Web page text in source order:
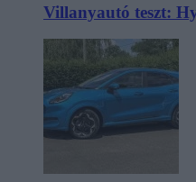
Villanyautó teszt: